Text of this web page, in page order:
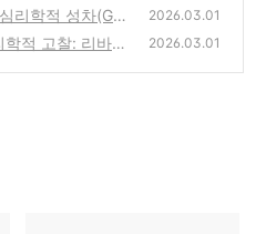
의 이유
(0)
리학적 성차(Gen
의 메커니즘
(0)
2026.03.01
적 고찰: 리바운
2026.03.01